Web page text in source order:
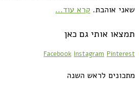
שאני אוהבת. קרא עוד...
תמצאו אותי גם כאן
Facebook Instagram Pinterest
מתכונים לראש השנה